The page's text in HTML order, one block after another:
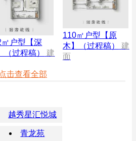
㎡户型【深
（过程稿）
建
110㎡户型【原
木】（过程稿）
建
面
点击查看全部
越秀星汇悦城
青龙苑